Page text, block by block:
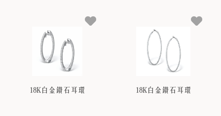
18K白金鑽石耳環 18K白金鑽石耳環